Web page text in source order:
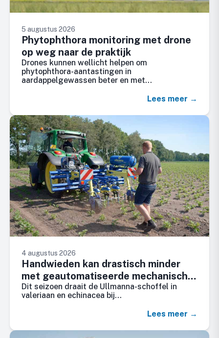
5 augustus 2026
Phytophthora monitoring met drone
op weg naar de praktijk
Drones kunnen wellicht helpen om
phytophthora-aantastingen in
aardappelgewassen beter en met…
Lees meer →
4 augustus 2026
Handwieden kan drastisch minder
met geautomatiseerde mechanische
onkruidbestrijding
Dit seizoen draait de Ullmanna-schoffel in
valeriaan en echinacea bij…
Lees meer →